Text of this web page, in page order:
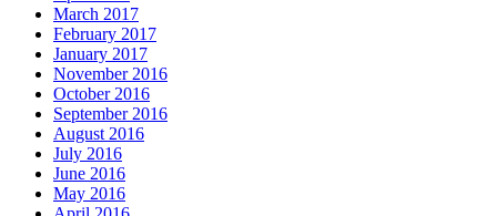
March 2017
February 2017
January 2017
November 2016
October 2016
September 2016
August 2016
July 2016
June 2016
May 2016